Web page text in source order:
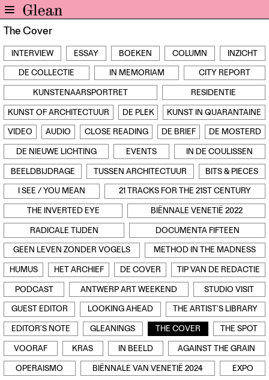
Nieuws
Expo
Interviews
Inzicht
Events
Meer rubrieken
Alle nummers
Aanmelden
Abonneren
Adverteren
Nieuwsbrief
Over GLEAN
Contact
Waar is GLEAN te koop
Privacy
Instagram
Facebook
The Cover
INTERVIEW ESSAY BOEKEN COLUMN
INZICHT
DE COLLECTIE
IN MEMORIAM
CITY REPORT
KUNSTENAARSPORTRET
RESIDENTIE
KUNST OF ARCHITECTUUR
DE PLEK
KUNST IN QUARANTAINE
VIDEO
AUDIO CLOSE READING DE BRIEF
DE MOSTERD
DE NIEUWE LICHTING
EVENTS
IN DE COULISSEN
BEELDBIJDRAGE
TUSSEN ARCHITECTUUR
BITS & PIECES
I SEE / YOU MEAN
21 TRACKS FOR THE 21ST CENTURY
THE INVERTED EYE
BIËNNALE VENETIË 2022
RADICALE TIJDEN
DOCUMENTA FIFTEEN
GEEN LEVEN ZONDER VOGELS
METHOD IN THE MADNESS
HUMUS
HET ARCHIEF DE COVER
TIP VAN DE REDACTIE
PODCAST
ANTWERP ART WEEKEND
STUDIO VISIT
GUEST EDITOR
LOOKING AHEAD
THE ARTIST’S LIBRARY
EDITOR’S NOTE
GLEANINGS THE COVER
THE SPOT
VOORAF
KRAS IN BEELD
AGAINST THE GRAIN
OPERAISMO
BIËNNALE VAN VENETIË 2024
EXPO